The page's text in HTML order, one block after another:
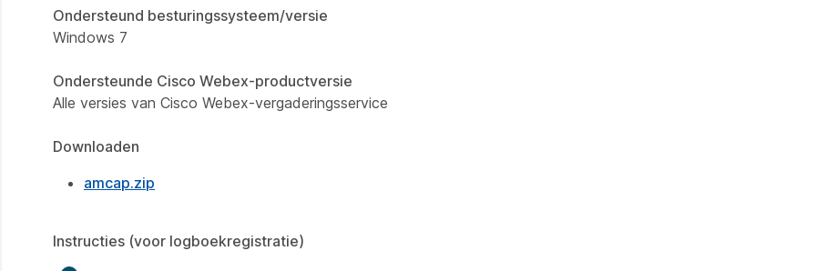
Ondersteund besturingssysteem/versie
Windows 7
Ondersteunde Cisco Webex-productversie
Alle versies van Cisco Webex-vergaderingsservice
Downloaden
amcap.zip
Instructies (voor logboekregistratie)